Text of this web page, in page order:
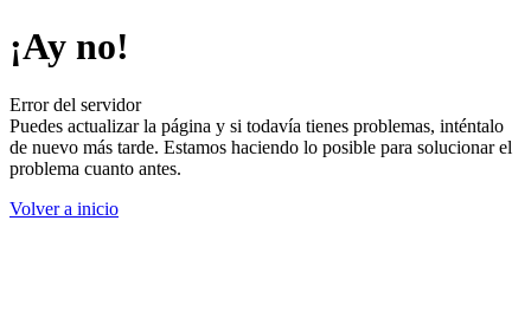
¡Ay no!
Error del servidor
Puedes actualizar la página y si todavía tienes problemas, inténtalo
de nuevo más tarde. Estamos haciendo lo posible para solucionar el
problema cuanto antes.
Volver a inicio